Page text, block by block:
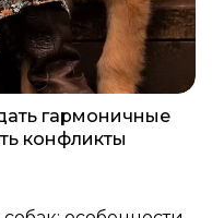
гармоничные
конфликты